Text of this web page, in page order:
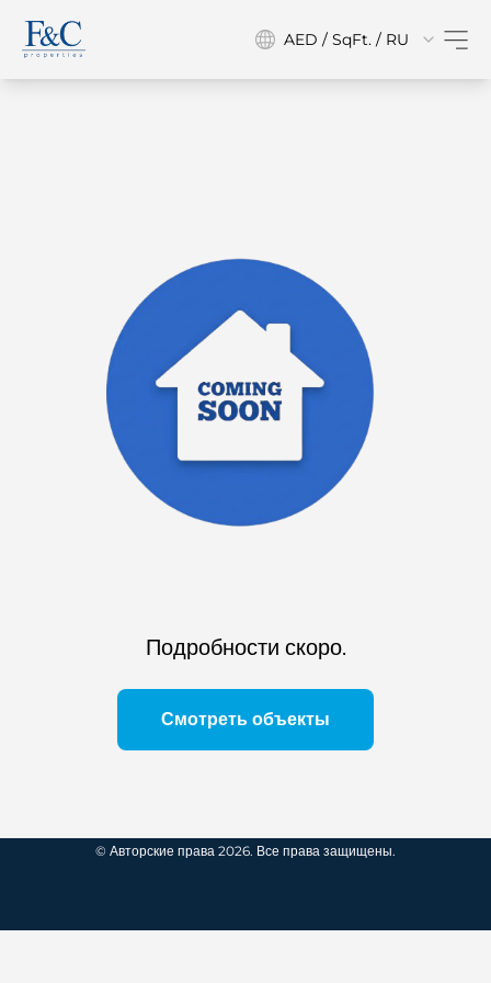
AED / SqFt. / RU
Подробности скоро.
Смотреть объекты
© Авторские права 2026. Все права защищены.